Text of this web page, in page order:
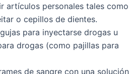
artículos personales tales como
o cepillos de dientes.
para inyectarse drogas u
drogas (como pajillas para
de sangre con una solución